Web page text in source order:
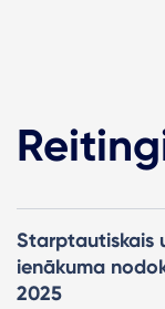
Starptautiskais
ienākuma
2025